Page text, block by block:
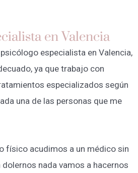
en Valencia
especialista en Valencia,
ya que trabajo con
especializados según
una de las personas que me
físico acudimos a un médico sin
nada vamos a hacernos